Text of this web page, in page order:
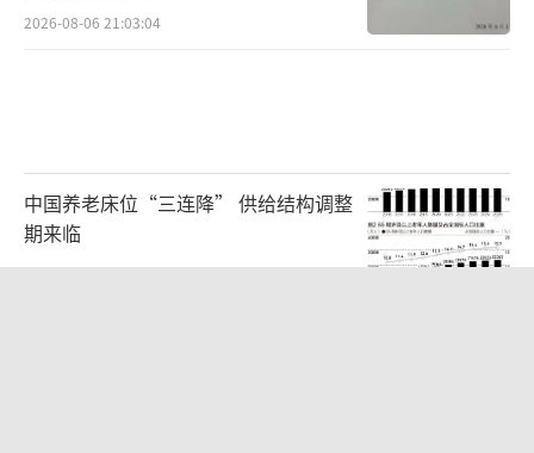
2026-08-06 21:03:04
中国养老床位“三连降” 供给结构调整
期来临
2026-08-06 23:43:52